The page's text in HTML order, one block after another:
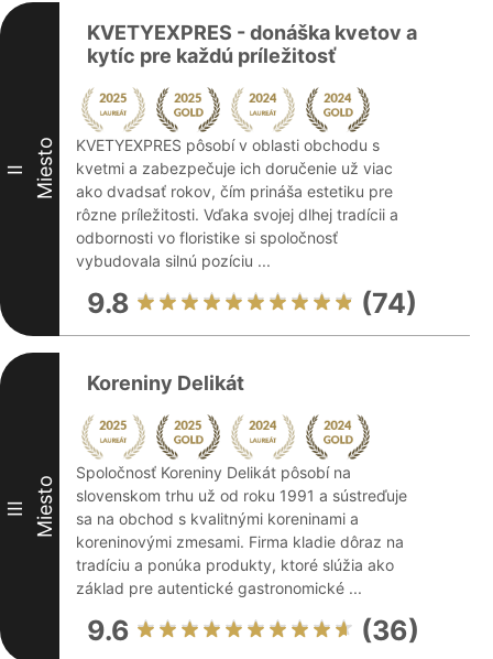
II Miesto
KVETYEXPRES - donáška kvetov a
kytíc pre každú príležitosť
KVETYEXPRES pôsobí v oblasti obchodu s
kvetmi a zabezpečuje ich doručenie už viac
ako dvadsať rokov, čím prináša estetiku pre
rôzne príležitosti. Vďaka svojej dlhej tradícii a
odbornosti vo floristike si spoločnosť
vybudovala silnú pozíciu ...
9.8 (74)
III Miesto
Koreniny Delikát
Spoločnosť Koreniny Delikát pôsobí na
slovenskom trhu už od roku 1991 a sústreďuje
sa na obchod s kvalitnými koreninami a
koreninovými zmesami. Firma kladie dôraz na
tradíciu a ponúka produkty, ktoré slúžia ako
základ pre autentické gastronomické ...
9.6 (36)